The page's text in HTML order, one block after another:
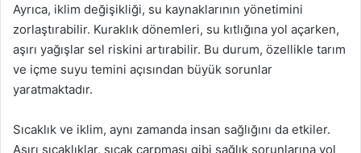
Ayrıca, iklim değişikliği, su kaynaklarının yönetimini
zorlaştırabilir. Kuraklık dönemleri, su kıtlığına yol açarken,
aşırı yağışlar sel riskini artırabilir. Bu durum, özellikle tarım
ve içme suyu temini açısından büyük sorunlar
yaratmaktadır.
Sıcaklık ve iklim, aynı zamanda insan sağlığını da etkiler.
Aşırı sıcaklıklar, sıcak çarpması gibi sağlık sorunlarına yol